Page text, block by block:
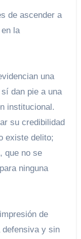
de ascender a
la
una
dan pie a una
institucional.
su credibilidad
existe delito;
que no se
ninguna
de
defensiva y sin